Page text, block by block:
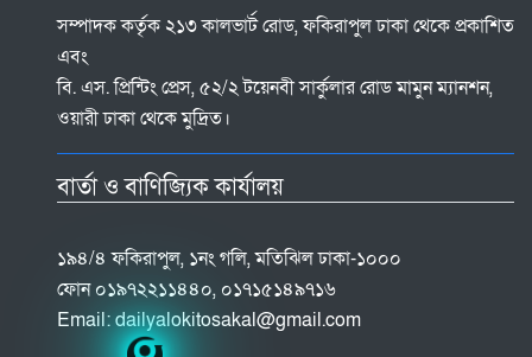
সম্পাদক কর্তৃক ২১৩ কালভার্ট রোড, ফকিরাপুল ঢাকা থেকে প্রকাশিত
এবং
বি. এস. প্রিন্টিং প্রেস, ৫২/২ টয়েনবী সার্কুলার রোড মামুন ম্যানশন,
ওয়ারী ঢাকা থেকে মুদ্রিত।
বার্তা ও বাণিজ্যিক কার্যালয়
১৯৪/৪ ফকিরাপুল, ১নং গলি, মতিঝিল ঢাকা-১০০০
ফোন ০১৯৭২২১১৪৪০, ০১৭১৫১৪৯৭১৬
Email:dailyalokitosakal@gmail.com